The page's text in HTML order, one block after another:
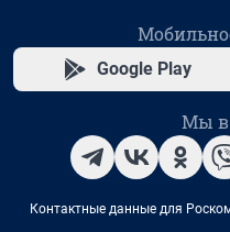
Google Play
Мы в
Контактные данные для